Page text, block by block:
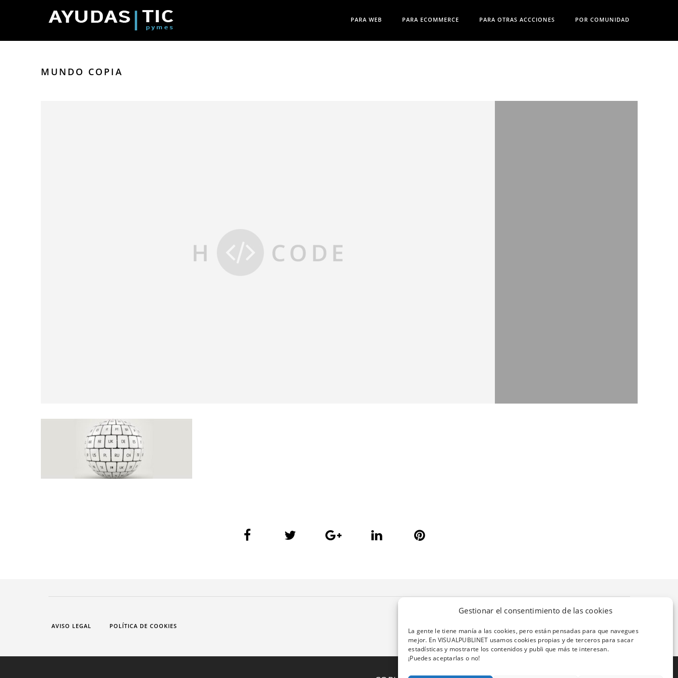
Gestionar el consentimiento de las cookies
La gente le tiene manía a las cookies, pero están pensadas para que navegues
mejor. En VISUALPUBLINET usamos cookies propias y de terceros para sacar
estadísticas y mostrarte los contenidos y publi que más te interesan.
¡Puedes aceptarlas o no!
PARA WEB PARA ECOMMERCE PARA OTRAS ACCCIONES POR COMUNIDAD
MUNDO COPIA
AVISO LEGAL POLÍTICA DE COOKIES